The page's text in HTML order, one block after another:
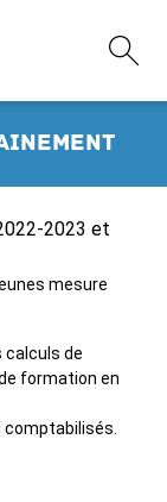
2023 et
mesure
calculs de
formation en
comptabilisés.